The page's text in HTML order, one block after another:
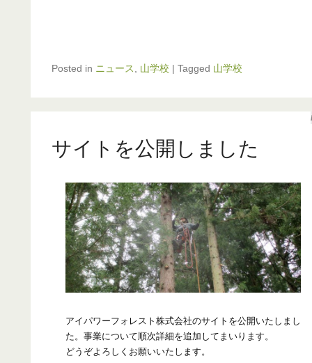
Posted in ニュース 山学校 | Tagged 山学校
サイトを公開しました
アイパワーフォレスト株式会社のサイトを公開いたしまし
た。事業について順次詳細を追加してまいります。
どうぞよろしくお願いいたします。